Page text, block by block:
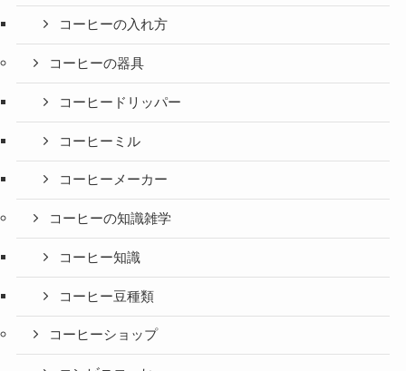
コーヒーの入れ方
コーヒーの器具
コーヒードリッパー
コーヒーミル
コーヒーメーカー
コーヒーの知識雑学
コーヒー知識
コーヒー豆種類
コーヒーショップ